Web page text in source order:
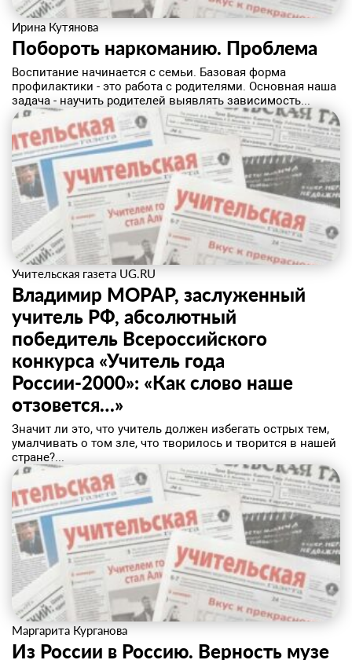
Ирина Кутянова
Побороть наркоманию. ​Проблема
Воспитание начинается с семьи. Базовая форма
профилактики - это работа с родителями. Основная наша
задача - научить родителей выявлять зависимость...
Учительская газета UG.RU
Владимир МОРАР, заслуженный
учитель РФ, абсолютный
победитель Всероссийского
конкурса «Учитель года
России-2000»: «Как слово наше
отзовется…»
Значит ли это, что учитель должен избегать острых тем,
умалчивать о том зле, что творилось и творится в нашей
стране?...
Маргарита Курганова
Из России в Россию. Верность музе